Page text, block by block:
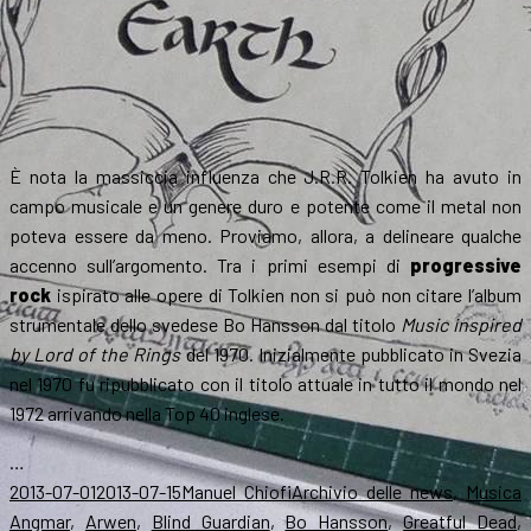
(3)
È nota la massiccia influenza che J.R.R. Tolkien ha avuto in
campo musicale e un genere duro e potente come il metal non
poteva essere da meno. Proviamo, allora, a delineare qualche
accenno sull’argomento. Tra i primi esempi di progressive
rock ispirato alle opere di Tolkien non si può non citare l’album
strumentale dello svedese Bo Hansson dal titolo Music inspired
by Lord of the Ringsdel 1970. Inizialmente pubblicato in Svezia
nel 1970 fu ripubblicato con il titolo attuale in tutto il mondo nel
1972 arrivando nella Top 40 inglese.
…
Scritto
il
2013-07-012013-07-15Autore
Manuel ChiofiCategorie
Archivio delle news, Musica
Angmar, Arwen, Blind Guardian,Bo Hansson,Greatful Dead,